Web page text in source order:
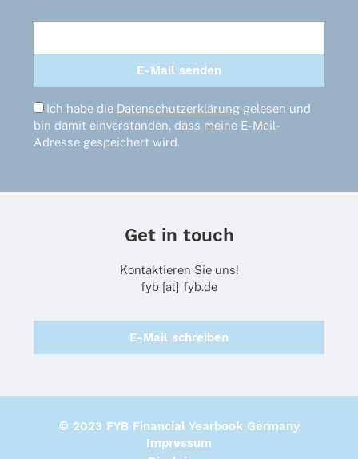
Ich habe die Datenschutzerklärung gelesen und
bin damit einverstanden, dass meine E-Mail-
Adresse gespeichert wird.
Get in touch
Kontaktieren Sie uns!
fyb [at] fyb.de
E-Mail schreiben
© 2023 FYB Financial Yearbook Germany
Impressum